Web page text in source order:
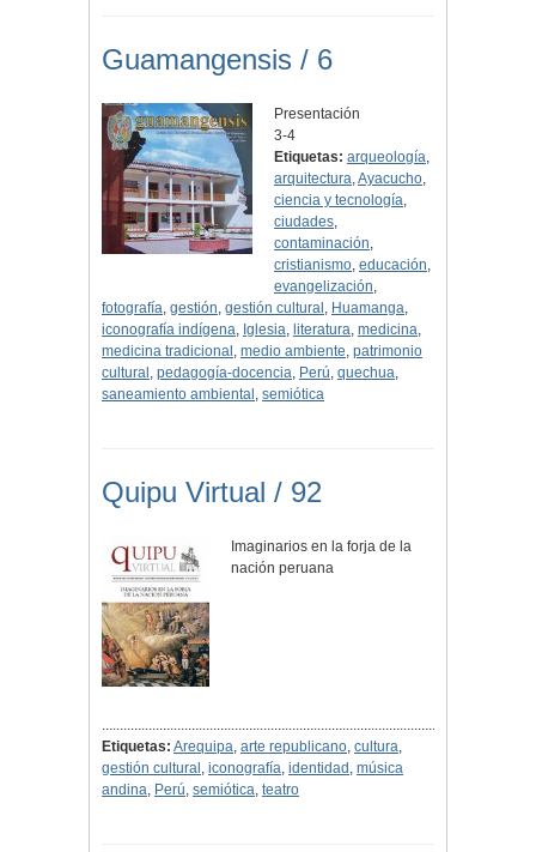
Guamangensis / 6
Presentación
3-4
Etiquetas: arqueología,
arquitectura,Ayacucho,
ciencia y tecnología,
ciudades,
contaminación,
cristianismo, educación,
evangelización,
fotografía, gestión, gestión cultural , Huamanga,
iconografía indígena, Iglesia, literatura, medicina,
medicina tradicional , medio ambiente, patrimonio
cultural , pedagogía-docencia, Perú, quechua,
saneamiento ambiental , semiótica
Quipu Virtual / 92
Imaginarios en la forja de la
nación peruana
...............................................................................................
Etiquetas: Arequipa, arte republicano, cultura,
gestión cultural , iconografía, identidad , música
andina, Perú, semiótica, teatro